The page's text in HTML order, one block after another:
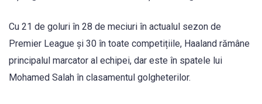
Cu 21 de goluri în 28 de meciuri în actualul sezon de
Premier League și 30 în toate competițiile, Haaland rămâne
principalul marcator al echipei, dar este în spatele lui
Mohamed Salah în clasamentul golgheterilor.